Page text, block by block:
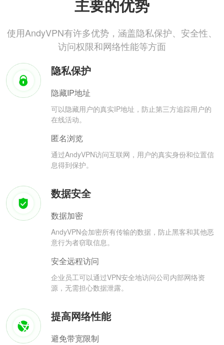
主要的优势
使用AndyVPN有许多优势，涵盖隐私保护、安全性、
访问权限和网络性能等方面
隐私保护
隐藏IP地址
可以隐藏用户的真实IP地址，防止第三方追踪用户的
在线活动。
匿名浏览
通过AndyVPN访问互联网，用户的真实身份和位置信
息得到保护。
数据安全
数据加密
AndyVPN会加密所有传输的数据，防止黑客和其他恶
意行为者窃取信息。
安全远程访问
企业员工可以通过VPN安全地访问公司内部网络资
源，无需担心数据泄露。
提高网络性能
避免带宽限制